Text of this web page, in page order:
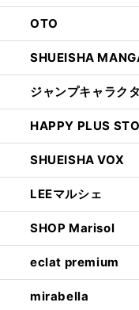
OTO
SHUEISHA
ジャンプキャラク
HAPPY PLUS
SHUEISHA VOX
LEEマルシェ
SHOP Marisol
eclat premium
mirabella